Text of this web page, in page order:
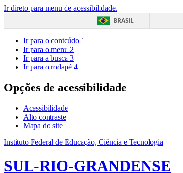
Ir direto para menu de acessibilidade.
BRASIL
Ir para o conteúdo 1
Ir para o menu 2
Ir para a busca 3
Ir para o rodapé 4
Opções de acessibilidade
Acessibilidade
Alto contraste
Mapa do site
Instituto Federal de Educação, Ciência e Tecnologia
SUL-RIO-GRANDENSE